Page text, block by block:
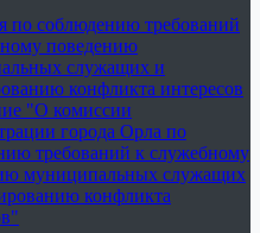
по соблюдению требований
поведению
служащих и
конфликта интересов
"О комиссии
города Орла по
требований к служебному
муниципальных служащих
конфликта